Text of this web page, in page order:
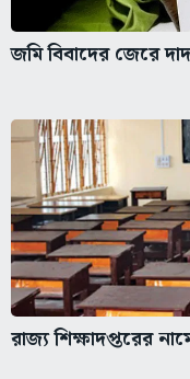
জমি বিবাদের জেরে
রাজ্য শিক্ষাদপ্তরের